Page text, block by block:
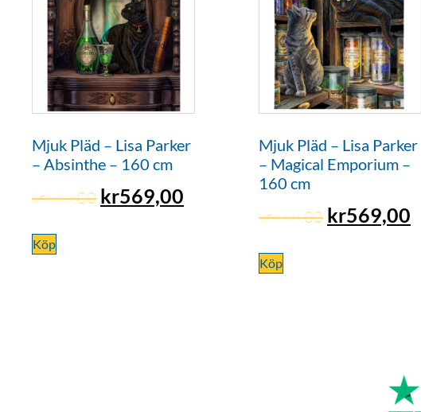
Mjuk Pläd – Lisa Parker
– Absinthe – 160 cm
kr669,00 kr569,00
Köp
Mjuk Pläd – Lisa Parker
– Magical Emporium –
160 cm
kr669,00 kr569,00
Köp